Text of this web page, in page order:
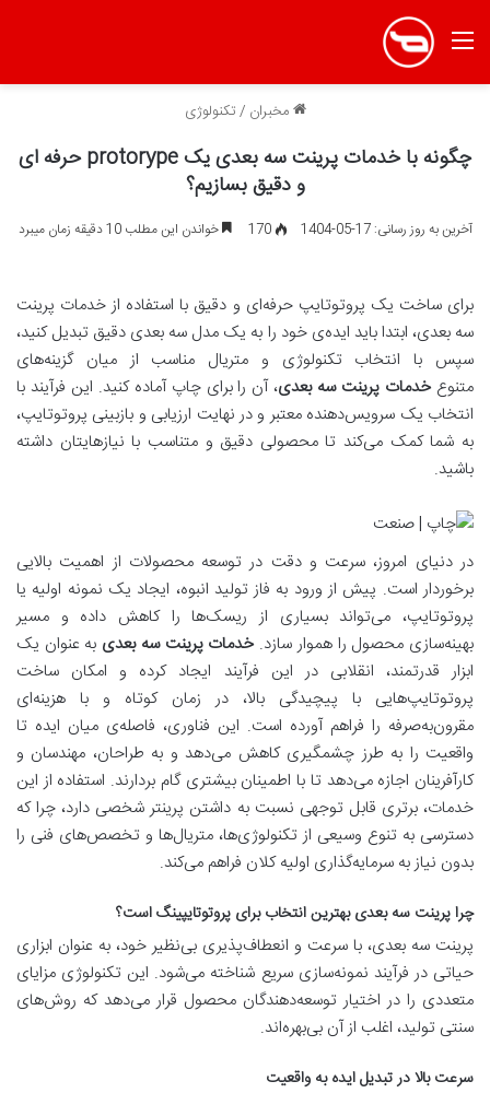
منو
مخبران /تکنولوژی
چگونه با خدمات پرینت سه بعدی یک protorype حرفه ای
و دقیق بسازیم؟
آخرین به روز رسانی: 17-05-1404 170 خواندن این مطلب 10 دقیقه زمان میبرد
برای ساخت یک پروتوتایپ حرفه‌ای و دقیق با استفاده از خدمات پرینت
سه بعدی، ابتدا باید ایده‌ی خود را به یک مدل سه بعدی دقیق تبدیل کنید،
سپس با انتخاب تکنولوژی و متریال مناسب از میان گزینه‌های
متنوع خدمات پرینت سه بعدی، آن را برای چاپ آماده کنید. این فرآیند با
انتخاب یک سرویس‌دهنده معتبر و در نهایت ارزیابی و بازبینی پروتوتایپ،
به شما کمک می‌کند تا محصولی دقیق و متناسب با نیازهایتان داشته
باشید.
در دنیای امروز، سرعت و دقت در توسعه محصولات از اهمیت بالایی
برخوردار است. پیش از ورود به فاز تولید انبوه، ایجاد یک نمونه اولیه یا
پروتوتایپ، می‌تواند بسیاری از ریسک‌ها را کاهش داده و مسیر
بهینه‌سازی محصول را هموار سازد. خدمات پرینت سه بعدی به عنوان یک
ابزار قدرتمند، انقلابی در این فرآیند ایجاد کرده و امکان ساخت
پروتوتایپ‌هایی با پیچیدگی بالا، در زمان کوتاه و با هزینه‌ای
مقرون‌به‌صرفه را فراهم آورده است. این فناوری، فاصله‌ی میان ایده تا
واقعیت را به طرز چشمگیری کاهش می‌دهد و به طراحان، مهندسان و
کارآفرینان اجازه می‌دهد تا با اطمینان بیشتری گام بردارند. استفاده از این
خدمات، برتری قابل توجهی نسبت به داشتن پرینتر شخصی دارد، چرا که
دسترسی به تنوع وسیعی از تکنولوژی‌ها، متریال‌ها و تخصص‌های فنی را
بدون نیاز به سرمایه‌گذاری اولیه کلان فراهم می‌کند.
چرا پرینت سه بعدی بهترین انتخاب برای پروتوتایپینگ است؟
پرینت سه بعدی، با سرعت و انعطاف‌پذیری بی‌نظیر خود، به عنوان ابزاری
حیاتی در فرآیند نمونه‌سازی سریع شناخته می‌شود. این تکنولوژی مزایای
متعددی را در اختیار توسعه‌دهندگان محصول قرار می‌دهد که روش‌های
سنتی تولید، اغلب از آن بی‌بهره‌اند.
سرعت بالا در تبدیل ایده به واقعیت